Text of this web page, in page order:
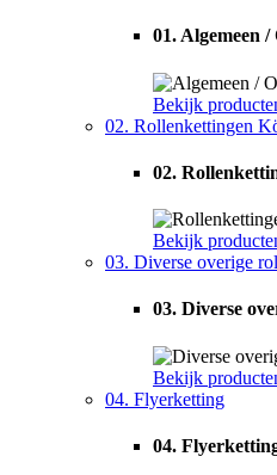
01. Algemeen /
Bekijk
02. Rollenkettingen
02.
Bekijk
03. Diverse overige
03. Diverse
Bekijk
04. Flyerketting
04.